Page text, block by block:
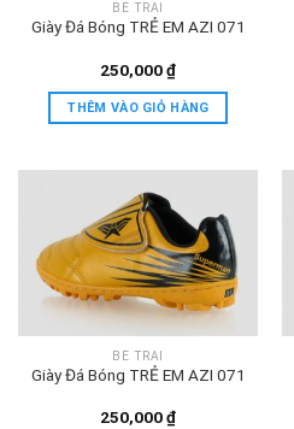
BÉ TRAI
Giày Đá Bóng TRẺ EM AZI 071
250,000₫
THÊM VÀO GIỎ HÀNG
BÉ TRAI
Giày Đá Bóng TRẺ EM AZI 071
250,000₫